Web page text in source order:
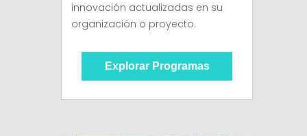
innovación actualizadas en su
organización o proyecto.
Explorar Programas